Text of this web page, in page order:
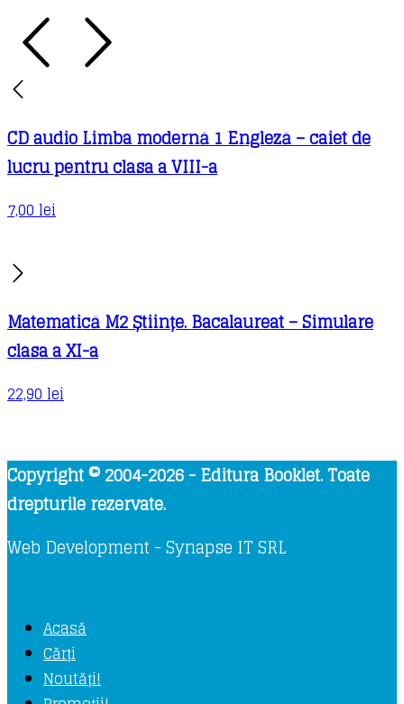
CD audio Limba modernă 1 Engleză – caiet de
lucru pentru clasa a VIII-a
7,00lei
Matematică M2 Științe. Bacalaureat – Simulare
clasa a XI-a
22,90lei
Copyright © 2004-2026 - Editura Booklet. Toate
drepturile rezervate.
Web Development - Synapse IT SRL
Acasă
Cărți
Noutăți!